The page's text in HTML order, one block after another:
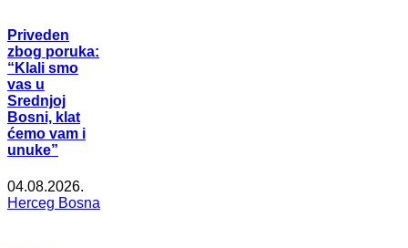
Priveden
zbog poruka:
“Klali smo
vas u
Srednjoj
Bosni, klat
ćemo vam i
unuke”
04.08.2026.
Herceg Bosna